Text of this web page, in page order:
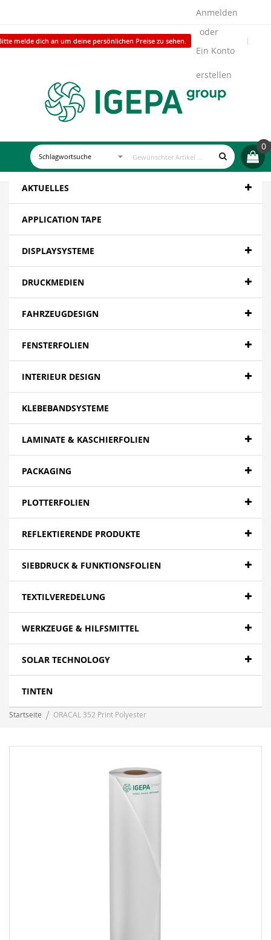
melde dich an um deine persönlichen Preise zu sehen.
Anmelden
Ein Konto
erstellen
0
AKTUELLES
APPLICATION TAPE
DISPLAYSYSTEME
DRUCKMEDIEN
FAHRZEUGDESIGN
FENSTERFOLIEN
INTERIEUR DESIGN
KLEBEBANDSYSTEME
LAMINATE & KASCHIERFOLIEN
PACKAGING
PLOTTERFOLIEN
REFLEKTIERENDE PRODUKTE
SIEBDRUCK & FUNKTIONSFOLIEN
TEXTILVEREDELUNG
WERKZEUGE & HILFSMITTEL
SOLAR TECHNOLOGY
TINTEN
Startseite ORACAL 352 Print Polyester